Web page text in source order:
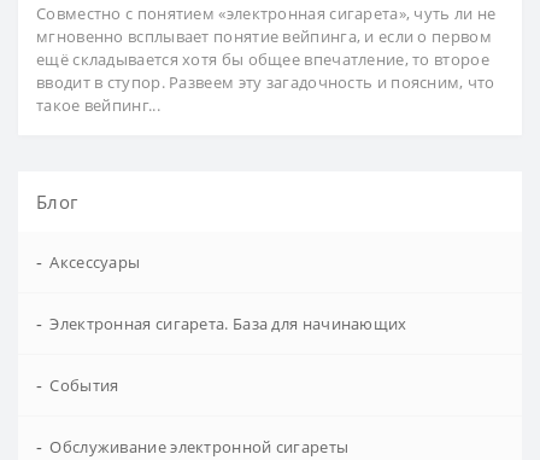
Совместно с понятием «электронная сигарета», чуть ли не
мгновенно всплывает понятие вейпинга, и если о первом
ещё складывается хотя бы общее впечатление, то второе
вводит в ступор. Развеем эту загадочность и поясним, что
такое вейпинг...
Блог
- Аксессуары
- Электронная сигарета. База для начинающих
- События
- Обслуживание электронной сигареты